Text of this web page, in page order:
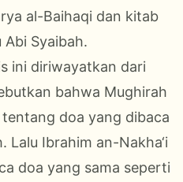
al-Baihaqi dan kitab
Syaibah.
ini diriwayatkan dari
bahwa Mughirah
doa yang dibaca
Lalu Ibrahim an-Nakha‘i
doa yang sama seperti